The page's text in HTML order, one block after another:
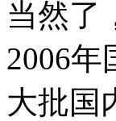
当然了
2006
大批国